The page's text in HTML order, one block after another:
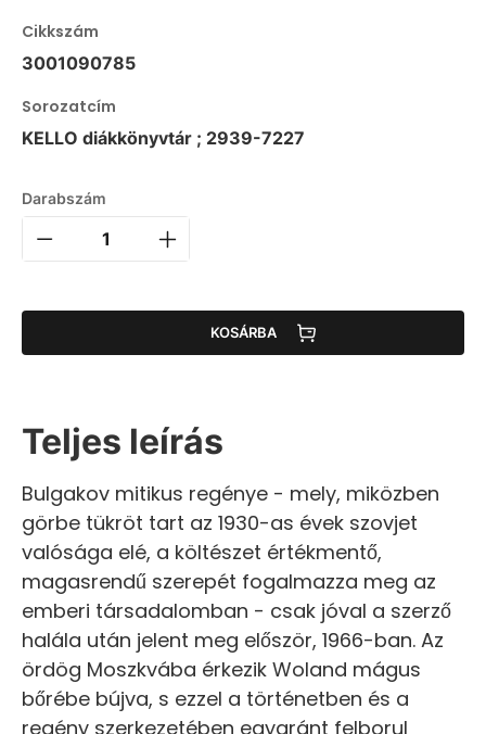
Cikkszám
3001090785
Sorozatcím
KELLO diákkönyvtár ; 2939-7227
Darabszám
KOSÁRBA
Teljes leírás
Bulgakov mitikus regénye - mely, miközben
görbe tükröt tart az 1930-as évek szovjet
valósága elé, a költészet értékmentő,
magasrendű szerepét fogalmazza meg az
emberi társadalomban - csak jóval a szerző
halála után jelent meg először, 1966-ban. Az
ördög Moszkvába érkezik Woland mágus
bőrébe bújva, s ezzel a történetben és a
regény szerkezetében egyaránt felborul